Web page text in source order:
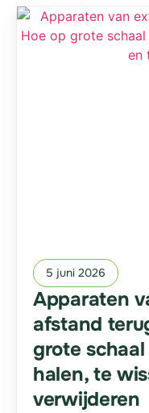
5 juni 2026
Apparaten
afstand
grote
halen, te
verwijderen